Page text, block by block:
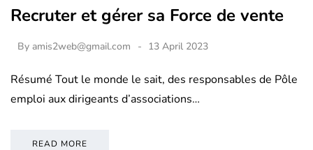
Recruter et gérer sa Force de vente
By amis2web@gmail.com 13 April 2023
Résumé Tout le monde le sait, des responsables de Pôle
emploi aux dirigeants d’associations…
READ MORE